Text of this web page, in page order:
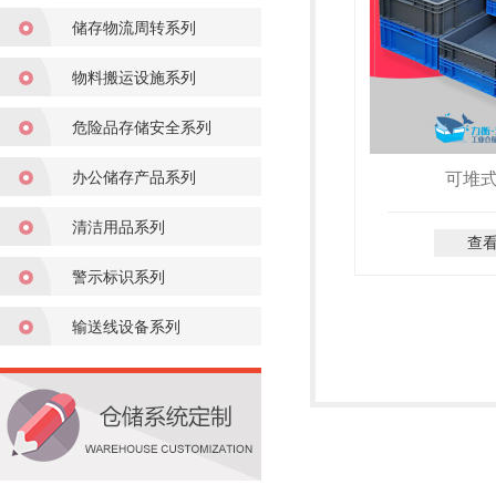
储存物流周转系列
物料搬运设施系列
危险品存储安全系列
办公储存产品系列
清洁用品系列
警示标识系列
输送线设备系列
可堆
查